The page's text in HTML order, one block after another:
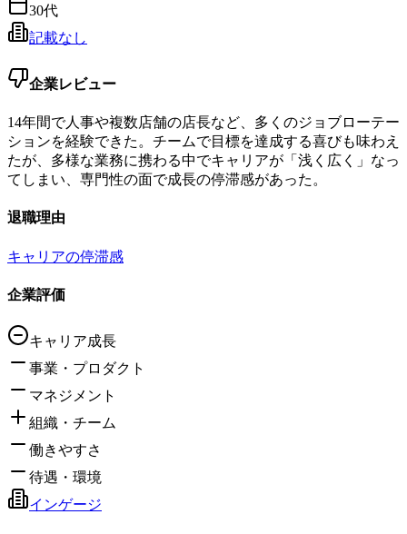
30代
記載なし
企業レビュー
14年間で人事や複数店舗の店長など、多くのジョブローテー
ションを経験できた。チームで目標を達成する喜びも味わえ
たが、多様な業務に携わる中でキャリアが「浅く広く」なっ
てしまい、専門性の面で成長の停滞感があった。
退職理由
キャリアの停滞感
企業評価
キャリア成長
事業・プロダクト
マネジメント
組織・チーム
働きやすさ
待遇・環境
インゲージ